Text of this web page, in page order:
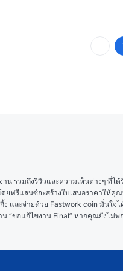
รวมถึงรีวิวและความเห็นต่างๆ ที่ได้
ยฟรีแลนซ์จะสร้างใบเสนอราคาให้คุ
ง และจ่ายด้วย Fastwork coin มั่นใ
“ขอแก้ไขงาน Final” หากคุณยังไม่พ